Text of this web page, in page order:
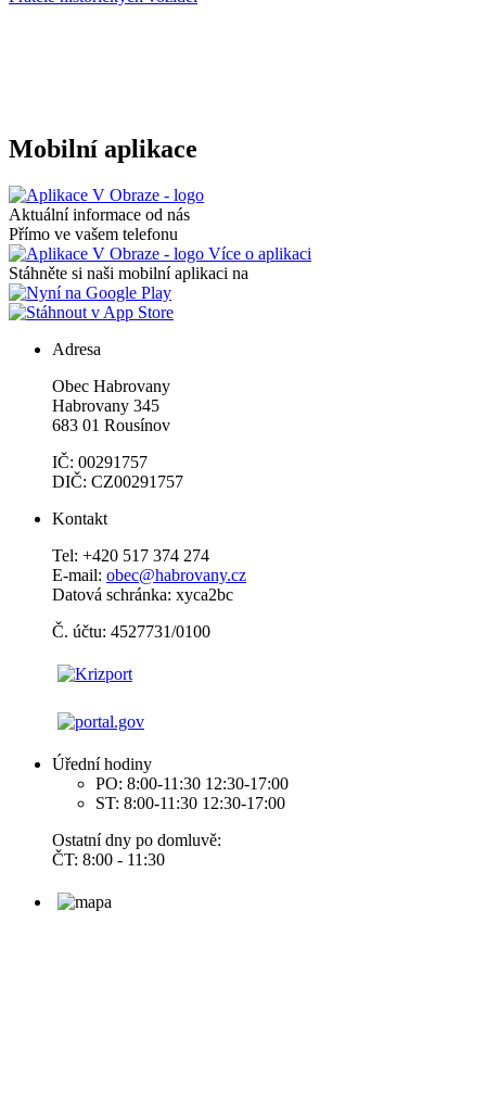
Mobilní aplikace
Aktuální informace od nás
Přímo ve vašem telefonu
Více o aplikaci
Stáhněte si naši mobilní aplikaci na
Adresa
Obec Habrovany
Habrovany 345
683 01 Rousínov
IČ: 00291757
DIČ: CZ00291757
Kontakt
Tel: +420 517 374 274
E-mail: obec@habrovany.cz
Datová schránka: xyca2bc
Č. účtu: 4527731/0100
Úřední hodiny
PO: 8:00-11:30 12:30-17:00
ST: 8:00-11:30 12:30-17:00
Ostatní dny po domluvě:
ČT: 8:00 - 11:30